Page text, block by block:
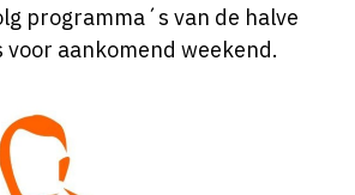
programma´s van de halve
voor aankomend weekend.